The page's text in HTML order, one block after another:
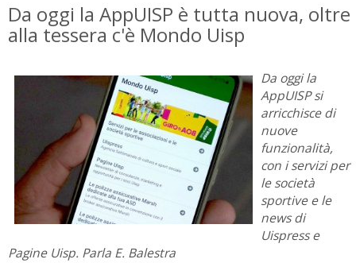
Da oggi la AppUISP è tutta nuova, oltre
alla tessera c'è Mondo Uisp
Da oggi la
AppUISP si
arricchisce di
nuove
funzionalità,
con i servizi per
le società
sportive e le
news di
Uispress e
Pagine Uisp. Parla E. Balestra